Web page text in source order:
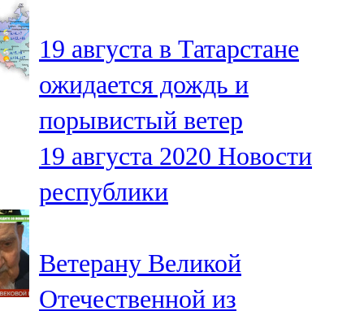
19 августа в Татарстане
ожидается дождь и
порывистый ветер
19 августа 2020 Новости
республики
Ветерану Великой
Отечественной из